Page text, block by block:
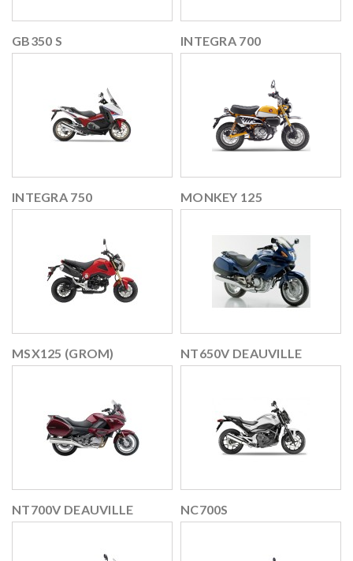
GB350 S INTEGRA 700
INTEGRA 750 MONKEY 125
MSX125 (GROM) NT650V DEAUVILLE
NT700V DEAUVILLE NC700S